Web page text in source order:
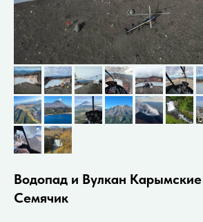
Водопад и Вулкан
Семячик